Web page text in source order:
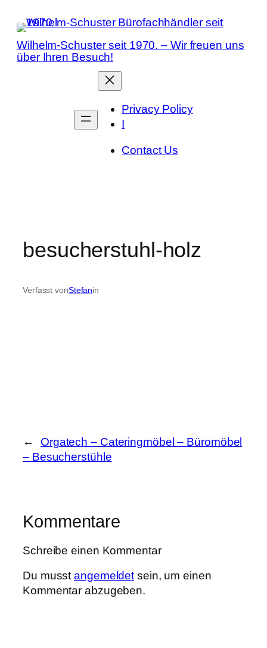
Inhalt
springen
Wilhelm-Schuster seit 1970. – Wir freuen uns
über Ihren Besuch!
Privacy Policy
I
Contact Us
besucherstuhl-holz
Verfasst vonStefanin
←
Orgatech – Cateringmöbel – Büromöbel
– Besucherstühle
Kommentare
Schreibe einen Kommentar
Du musstangemeldet sein, um einen
Kommentar abzugeben.